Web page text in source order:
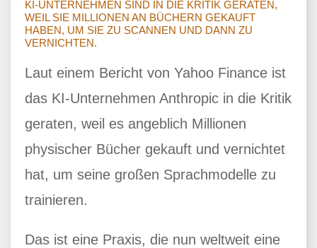
KI-UNTERNEHMEN SIND IN DIE KRITIK GERATEN,
WEIL SIE MILLIONEN AN BÜCHERN GEKAUFT
HABEN, UM SIE ZU SCANNEN UND DANN ZU
VERNICHTEN.
Laut einem Bericht von Yahoo Finance ist
das KI-Unternehmen Anthropic in die Kritik
geraten, weil es angeblich Millionen
physischer Bücher gekauft und vernichtet
hat, um seine großen Sprachmodelle zu
trainieren.
Das ist eine Praxis, die nun weltweit eine